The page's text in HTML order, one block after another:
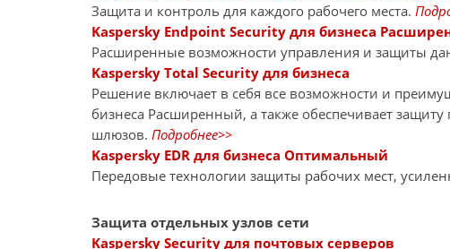
Защита и контроль для каждого рабочего места.
Kaspersky Endpoint Security для бизнеса
Расширенные возможности управления и защиты
Kaspersky Total Security для бизнеса
Решение включает в себя все возможности и
бизнеса Расширенный, а также обеспечивает
шлюзов. Подробнее>>
Kaspersky EDR для бизнеса Оптимальный
Передовые технологии защиты рабочих мест,
Защита отдельных узлов сети
Kaspersky Security для почтовых серверов